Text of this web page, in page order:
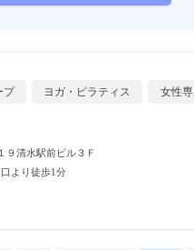
プ ヨガ・ピラティス 女性専
９清水駅前ビル３Ｆ
より徒歩1分